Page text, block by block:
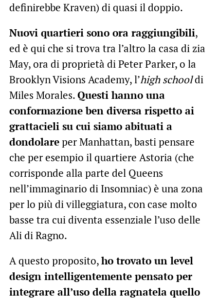
definirebbe Kraven) di quasi il doppio.
Nuovi quartieri sono ora raggiungibili,
ed è qui che si trova tra l’altro la casa di zia
May, ora di proprietà di Peter Parker, o la
Brooklyn Visions Academy, l’high schooldi
Miles Morales.Questi hanno una
conformazione ben diversa rispetto ai
grattacieli su cui siamo abituati a
dondolareper Manhattan, basti pensare
che per esempio il quartiere Astoria (che
corrisponde alla parte del Queens
nell’immaginario di Insomniac) è una zona
per lo più di villeggiatura, con case molto
basse tra cui diventa essenziale l’uso delle
Ali di Ragno.
A questo proposito,ho trovato un level
design intelligentemente pensato per
integrare all’uso della ragnatela quello